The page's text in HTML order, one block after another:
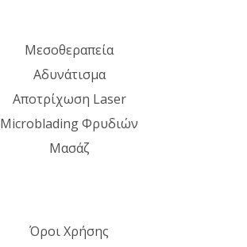
Μεσοθεραπεία
Αδυνάτισμα
Αποτρίχωση Laser
Microblading Φρυδιών
Μασάζ
Όροι Χρήσης